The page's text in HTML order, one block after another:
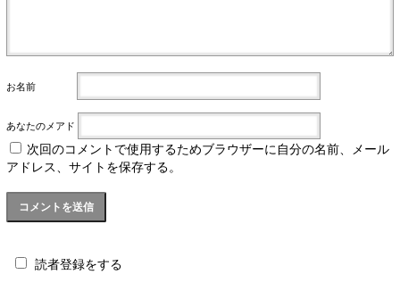
お名前
あなたのメアド
次回のコメントで使用するためブラウザーに自分の名前、メール
アドレス、サイトを保存する。
読者登録をする